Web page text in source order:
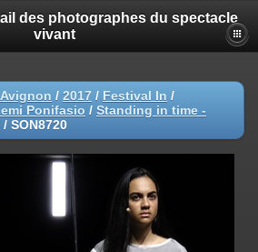
des photographes du spectacle
vivant
/ 2017 / Festival In /
Ponifasio / Standing in time -
/ SON8720